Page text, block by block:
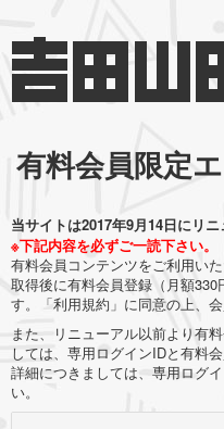
有料会員限定
当サイトは2017年9月14日にリニ
※下記内容を必ずご一読下さい。
有料会員コンテンツをご利用い
取得後に有料会員登録（月額
す。「利用規約」に同意の上、
また、リニューアル以前より有
しては、専用ログインIDと有料
詳細につきましては、専用ログ
い。